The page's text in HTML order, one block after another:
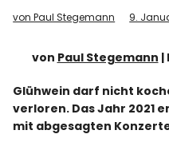
Über uns
FacebookInstagram
von Paul Stegemann 9.
von Paul Stegemann |
Glühwein darf nicht
verloren. Das Jahr 2021
mit abgesagten